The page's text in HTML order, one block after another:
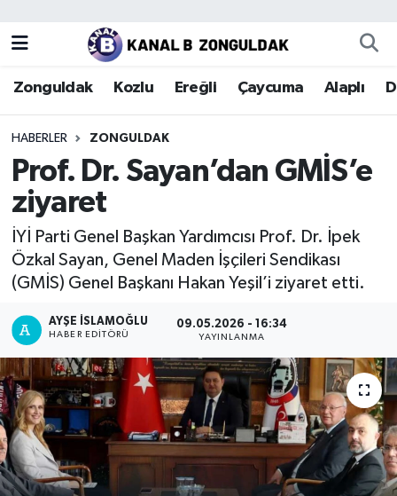
Zonguldak Kozlu Ereğli Çaycuma Alaplı
HABERLER ZONGULDAK
Prof. Dr. Sayan’dan GMİS’e
ziyaret
İYİ Parti Genel Başkan Yardımcısı Prof. Dr. İpek
Özkal Sayan, Genel Maden İşçileri Sendikası
(GMİS) Genel Başkanı Hakan Yeşil’i ziyaret etti.
AYŞE İSLAMOĞLU
HABER EDITÖRÜ
09.05.2026 - 16:34
YAYINLANMA
Zonguldak
Kozlu
Ereğli
Çaycuma
Devrek
Gökçebey
Bartın
Karabük
Spor
Zonguldak Nöbetçi Eczaneler
Zonguldak Hava Durumu
Zonguldak Trafik Yoğunluk Haritası
Puan Durumu ve Fikstür
Tüm Manşetler
Son Dakika Haberleri
Haber Arşivi